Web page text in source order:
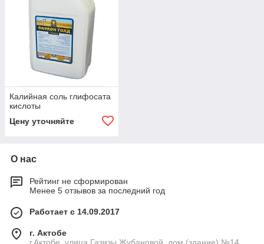
Калийная соль глифосата
кислоты
Цену уточняйте
О нас
Рейтинг не сформирован
Менее 5 отзывов за последний год
Работает с 14.09.2017
г. Актобе